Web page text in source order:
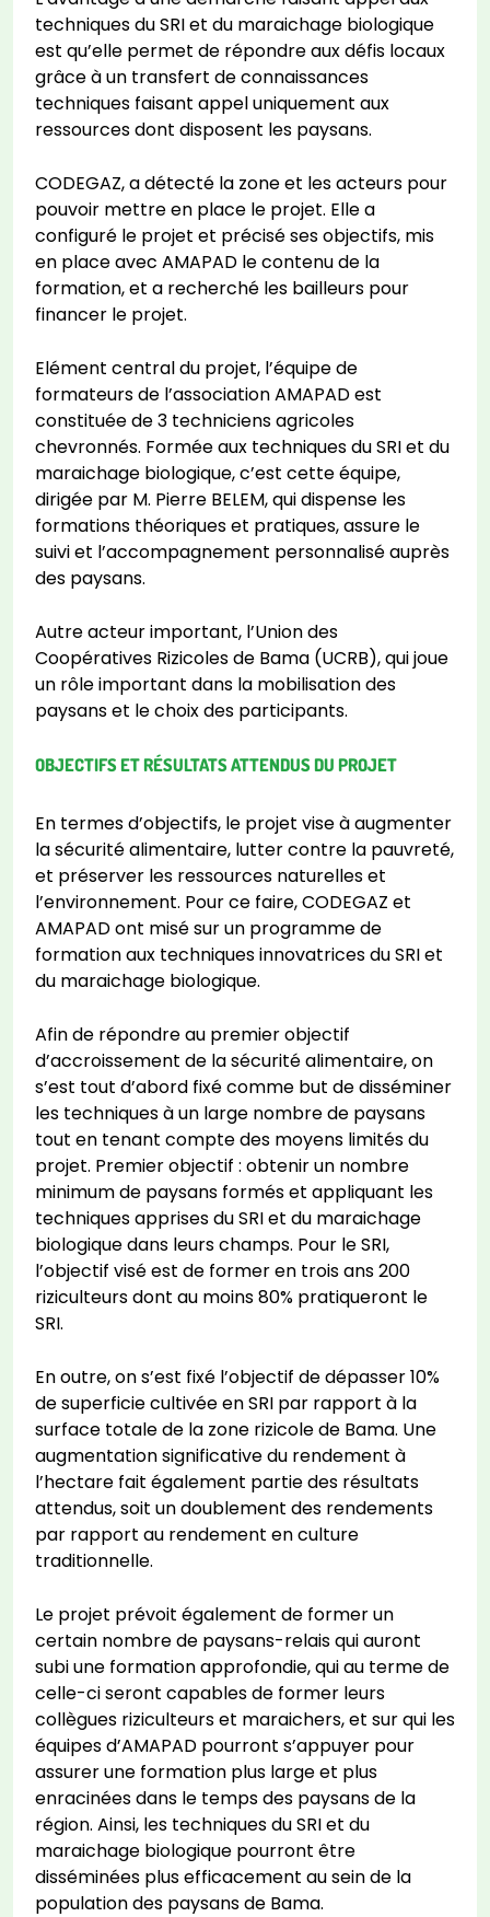
techniques du SRI et du maraichage biologique
est qu’elle permet de répondre aux défis locaux
grâce à un transfert de connaissances
techniques faisant appel uniquement aux
ressources dont disposent les paysans.
CODEGAZ, a détecté la zone et les acteurs pour
pouvoir mettre en place le projet. Elle a
configuré le projet et précisé ses objectifs, mis
en place avec AMAPAD le contenu de la
formation, et a recherché les bailleurs pour
financer le projet.
Elément central du projet, l’équipe de
formateurs de l’association AMAPAD est
constituée de 3 techniciens agricoles
chevronnés. Formée aux techniques du SRI et du
maraichage biologique, c’est cette équipe,
dirigée par M. Pierre BELEM, qui dispense les
formations théoriques et pratiques, assure le
suivi et l’accompagnement personnalisé auprès
des paysans.
Autre acteur important, l’Union des
Coopératives Rizicoles de Bama (UCRB), qui joue
un rôle important dans la mobilisation des
paysans et le choix des participants.
OBJECTIFS ET RÉSULTATS ATTENDUS DU PROJET
En termes d’objectifs, le projet vise à augmenter
la sécurité alimentaire, lutter contre la pauvreté,
et préserver les ressources naturelles et
l’environnement. Pour ce faire, CODEGAZ et
AMAPAD ont misé sur un programme de
formation aux techniques innovatrices du SRI et
du maraichage biologique.
Afin de répondre au premier objectif
d’accroissement de la sécurité alimentaire, on
s’est tout d’abord fixé comme but de disséminer
les techniques à un large nombre de paysans
tout en tenant compte des moyens limités du
projet. Premier objectif : obtenir un nombre
minimum de paysans formés et appliquant les
techniques apprises du SRI et du maraichage
biologique dans leurs champs. Pour le SRI,
l’objectif visé est de former en trois ans 200
riziculteurs dont au moins 80% pratiqueront le
SRI.
En outre, on s’est fixé l’objectif de dépasser 10%
de superficie cultivée en SRI par rapport à la
surface totale de la zone rizicole de Bama. Une
augmentation significative du rendement à
l’hectare fait également partie des résultats
attendus, soit un doublement des rendements
par rapport au rendement en culture
traditionnelle.
Le projet prévoit également de former un
certain nombre de paysans-relais qui auront
subi une formation approfondie, qui au terme de
celle-ci seront capables de former leurs
collègues riziculteurs et maraichers, et sur qui les
équipes d’AMAPAD pourront s’appuyer pour
assurer une formation plus large et plus
enracinées dans le temps des paysans de la
région. Ainsi, les techniques du SRI et du
maraichage biologique pourront être
disséminées plus efficacement au sein de la
population des paysans de Bama.